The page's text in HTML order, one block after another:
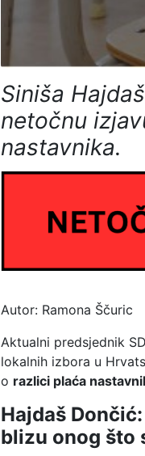
Siniša
netočnu
nastavnika.
Autor: Ramona Ščuric
Aktualni predsjednik
lokalnih izbora u
o razlici plaća
Hajdaš
blizu onog što